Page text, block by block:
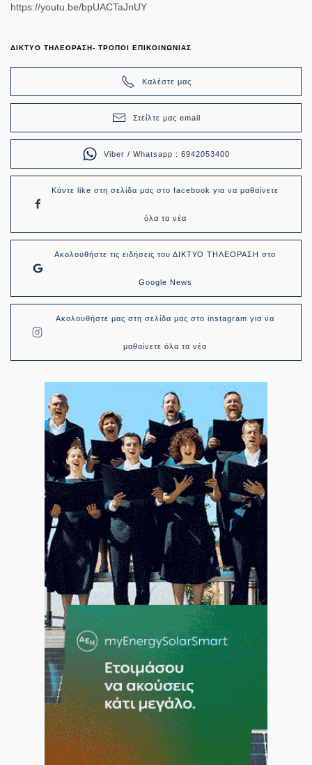
https://youtu.be/bpUACTaJnUY
ΔΙΚΤΥΟ ΤΗΛΕΟΡΑΣΗ- ΤΡΟΠΟΙ ΕΠΙΚΟΙΝΩΝΙΑΣ
Καλέστε μας
Στείλτε μας email
Viber / Whatsapp : 6942053400
Κάντε like στη σελίδα μας στο facebook για να μαθαίνετε
όλα τα νέα
Ακολουθήστε τις ειδήσεις του ΔΙΚΤΥΟ ΤΗΛΕΟΡΑΣΗ στο
Google News
Ακολουθήστε μας στη σελίδα μας στο instagram για να
μαθαίνετε όλα τα νέα